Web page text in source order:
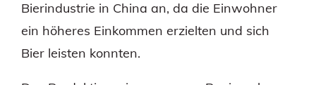
Bierindustrie in China an, da die Einwohner
ein höheres Einkommen erzielten und sich
Bier leisten konnten.